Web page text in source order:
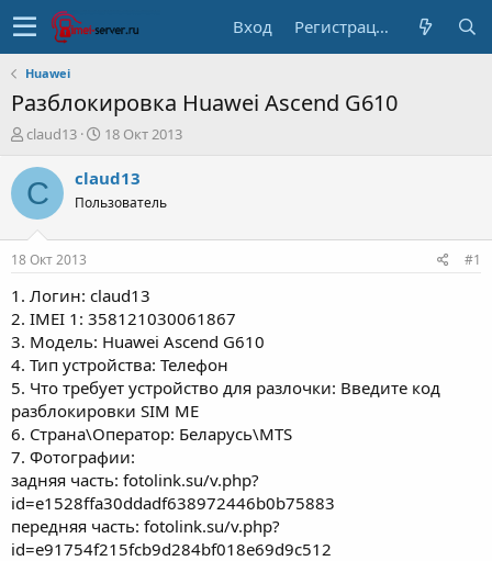
Вход Регистрация
Huawei
Разблокировка Huawei Ascend G610
А
т
о
р
е
м
ы
claud13
Д
т
н
л
а
18 Окт 2013
C claud13
Пользователь
18 Окт 2013 #1
1. Логин: claud13
2. IMEI 1: 358121030061867
3. Модель: Huawei Ascend G610
4. Тип устройства: Телефон
5. Что требует устройство для разлочки: Введите код
разблокировки SIM ME
6. Страна\Оператор: Беларусь\MTS
7. Фотографии:
задняя часть: fotolink.su/v.php?
id=e1528ffa30ddadf638972446b0b75883
передняя часть: fotolink.su/v.php?
id=e91754f215fcb9d284bf018e69d9c512